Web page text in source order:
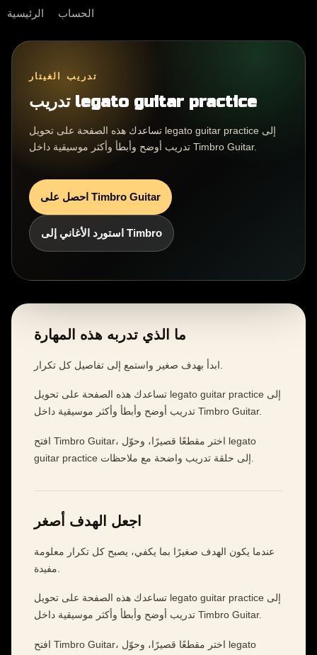
الرئيسية الحساب
تدريب الغيتار
تدريب legato guitar practice
تساعدك هذه الصفحة على تحويل legato guitar practice إلى
تدريب أوضح وأبطأ وأكثر موسيقية داخل Timbro Guitar.
احصل على Timbro Guitar
استورد الأغاني إلى Timbro
ما الذي تدربه هذه المهارة
تساعدك هذه الصفحة على تحويل legato guitar practice إلى
تدريب أوضح وأبطأ وأكثر موسيقية داخل Timbro Guitar.
افتح Timbro Guitar، اختر مقطعًا قصيرًا، وحوّل legato
اجعل الهدف أصغر
عندما يكون الهدف صغيرًا بما يكفي، يصبح كل تكرار معلومة
تساعدك هذه الصفحة على تحويل legato guitar practice إلى
تدريب أوضح وأبطأ وأكثر موسيقية داخل Timbro Guitar.
افتح Timbro Guitar، اختر مقطعًا قصيرًا، وحوّل legato